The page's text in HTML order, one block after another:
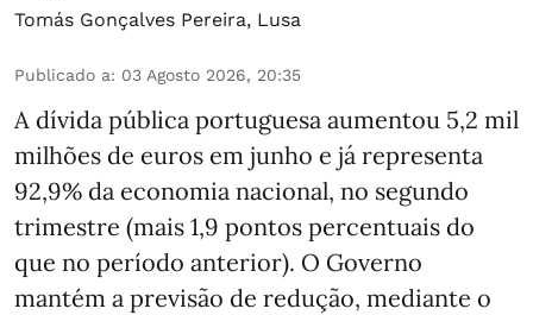
Tomás Gonçalves Pereira, Lusa
Publicado a: 03 Agosto 2026, 20:35
A dívida pública portuguesa aumentou 5,2 mil
milhões de euros em junho e já representa
92,9% da economia nacional, no segundo
trimestre (mais 1,9 pontos percentuais do
que no período anterior). O Governo
mantém a previsão de redução, mediante o